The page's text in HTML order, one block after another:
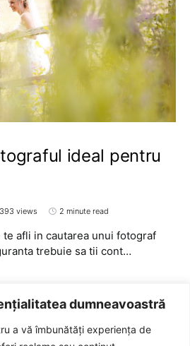
dumneavoastră
a vă îmbunătăți experiența de
ideal pentru
393 views 2 minute read
te afli in cautarea unui fotograf
trebuie sa tii cont…